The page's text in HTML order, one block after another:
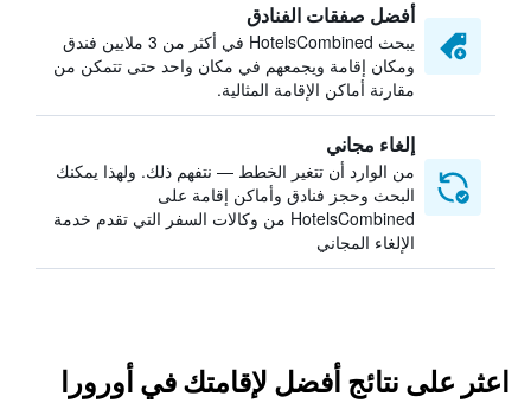
أفضل صفقات الفنادق
يبحث HotelsCombined في أكثر من 3 ملايين فندق
ومكان إقامة ويجمعهم في مكان واحد حتى تتمكن من
مقارنة أماكن الإقامة المثالية.
إلغاء مجاني
من الوارد أن تتغير الخطط — نتفهم ذلك. ولهذا يمكنك
البحث وحجز فنادق وأماكن إقامة على
HotelsCombined من وكالات السفر التي تقدم خدمة
الإلغاء المجاني
اعثر على نتائج أفضل لإقامتك في أورورا